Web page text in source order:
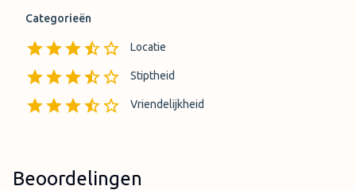
Categorieën
Locatie
Stiptheid
Vriendelijkheid
Beoordelingen